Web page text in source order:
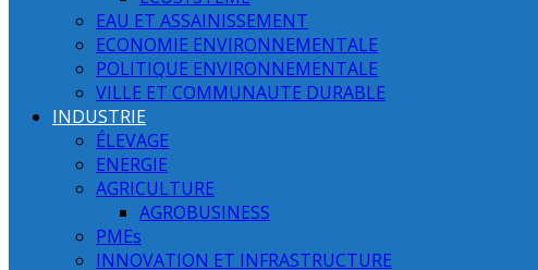
EAU ET ASSAINISSEMENT
ECONOMIE ENVIRONNEMENTALE
POLITIQUE ENVIRONNEMENTALE
VILLE ET COMMUNAUTE DURABLE
INDUSTRIE
ÉLEVAGE
ENERGIE
AGRICULTURE
AGROBUSINESS
PMEs
INNOVATION ET INFRASTRUCTURE